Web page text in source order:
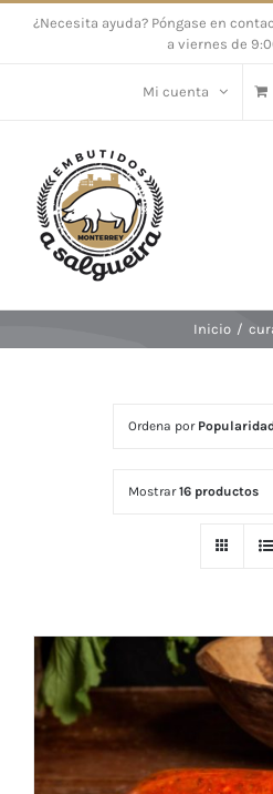
Saltar¿Necesita ayuda? Póngase en
a viernes de
Mi cuenta
Inicio /
Ordena por
Mostrar16 productos